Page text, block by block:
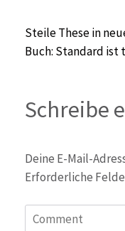
Steile These in
Buch: Standard ist
Schreibe
Deine E-Mail-
Erforderliche
Comment